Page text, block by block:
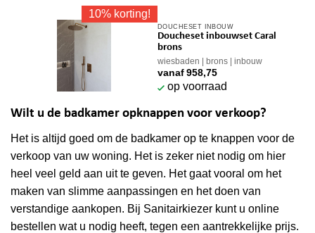
10% korting!
DOUCHESET INBOUW
Doucheset inbouwset Caral
brons
wiesbaden brons inbouw
vanaf 958,75
op voorraad
Dit
product
heeft
meerdere
variaties.
optie
gekozen
worden
op
de
productpagina
Wilt u de badkamer opknappen voor verkoop?
Het is altijd goed om de badkamer op te knappen voor de
verkoop van uw woning. Het is zeker niet nodig om hier
heel veel geld aan uit te geven. Het gaat vooral om het
maken van slimme aanpassingen en het doen van
verstandige aankopen. Bij Sanitairkiezer kunt u online
bestellen wat u nodig heeft, tegen een aantrekkelijke prijs.